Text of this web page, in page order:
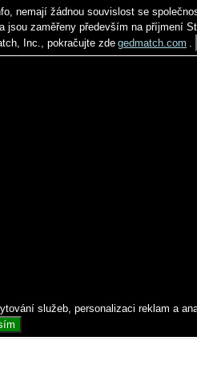
nemají žádnou souvislost se
jsou zaměřeny především na příjmení
Inc., pokračujte zde gedmatch.com .
služeb, personalizaci reklam a